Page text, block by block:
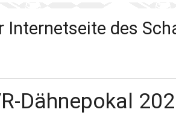
des
Dähnepokal